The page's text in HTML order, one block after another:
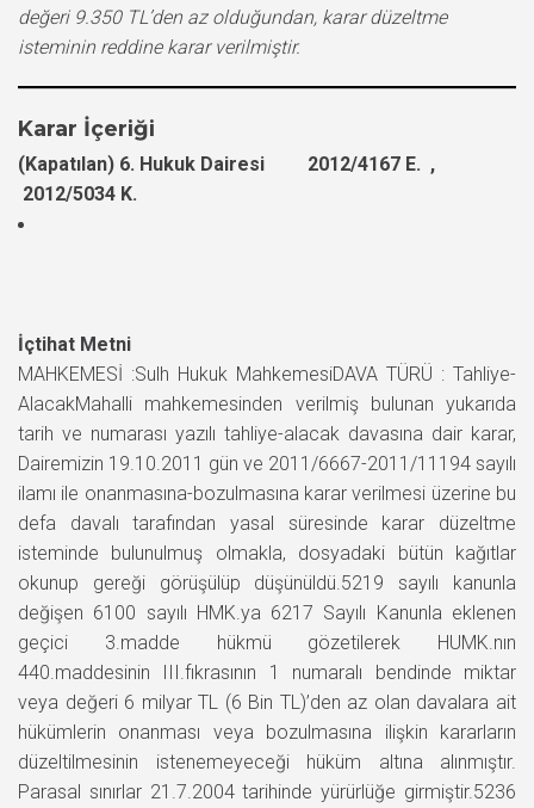
değeri 9.350 TL’den az olduğundan, karar düzeltme
isteminin reddine karar verilmiştir.
Karar İçeriği
(Kapatılan) 6. Hukuk Dairesi 2012/4167 E. ,
2012/5034 K.
İçtihat Metni
MAHKEMESİ :Sulh Hukuk MahkemesiDAVA TÜRÜ : Tahliye-
AlacakMahalli mahkemesinden verilmiş bulunan yukarıda
tarih ve numarası yazılı tahliye-alacak davasına dair karar,
Dairemizin 19.10.2011 gün ve 2011/6667-2011/11194 sayılı
ilamı ile onanmasına-bozulmasına karar verilmesi üzerine bu
defa davalı tarafından yasal süresinde karar düzeltme
isteminde bulunulmuş olmakla, dosyadaki bütün kağıtlar
okunup gereği görüşülüp düşünüldü.5219 sayılı kanunla
değişen 6100 sayılı HMK.ya 6217 Sayılı Kanunla eklenen
geçici 3.madde hükmü gözetilerek HUMK.nın
440.maddesinin III.fıkrasının 1 numaralı bendinde miktar
veya değeri 6 milyar TL (6 Bin TL)’den az olan davalara ait
hükümlerin onanması veya bozulmasına ilişkin kararların
düzeltilmesinin istenemeyeceği hüküm altına alınmıştır.
Parasal sınırlar 21.7.2004 tarihinde yürürlüğe girmiştir.5236